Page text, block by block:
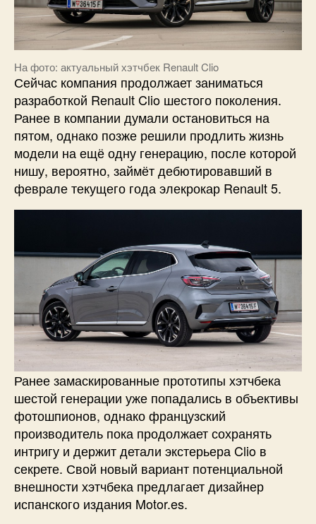
На фото: актуальный хэтчбек Renault Clio
Сейчас компания продолжает заниматься
разработкой Renault Clio шестого поколения.
Ранее в компании думали остановиться на
пятом, однако позже решили продлить жизнь
модели на ещё одну генерацию, после которой
нишу, вероятно, займёт дебютировавший в
феврале текущего года элекрокар Renault 5.
Ранее замаскированные прототипы хэтчбека
шестой генерации уже попадались в объективы
фотошпионов, однако французский
производитель пока продолжает сохранять
интригу и держит детали экстерьера Clio в
секрете. Свой новый вариант потенциальной
внешности хэтчбека предлагает дизайнер
испанского издания Motor.es.